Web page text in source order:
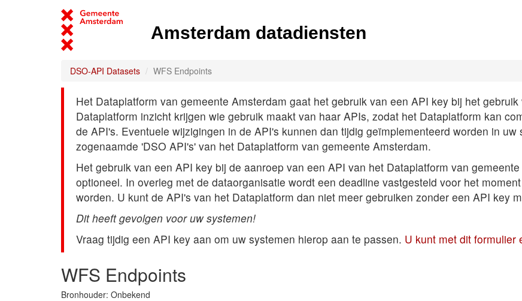
Amsterdam datadiensten
DSO-API Datasets WFS Endpoints
Het Dataplatform van gemeente Amsterdam gaat het gebruik van een API key bij het
Dataplatform inzicht krijgen wie gebruik maakt van haar APIs, zodat het Dataplatform kan
de API's. Eventuele wijzigingen in de API's kunnen dan tijdig geïmplementeerd worden in
zogenaamde 'DSO API's' van het Dataplatform van gemeente Amsterdam.
Het gebruik van een API key bij de aanroep van een API van het Dataplatform van
optioneel. In overleg met de dataorganisatie wordt een deadline vastgesteld voor het
worden. U kunt de API's van het Dataplatform dan niet meer gebruiken zonder een API key
Dit heeft gevolgen voor uw systemen!
Vraag tijdig een API key aan om uw systemen hierop aan te passen. U kunt met dit formulier
WFS Endpoints
Bronhouder: Onbekend